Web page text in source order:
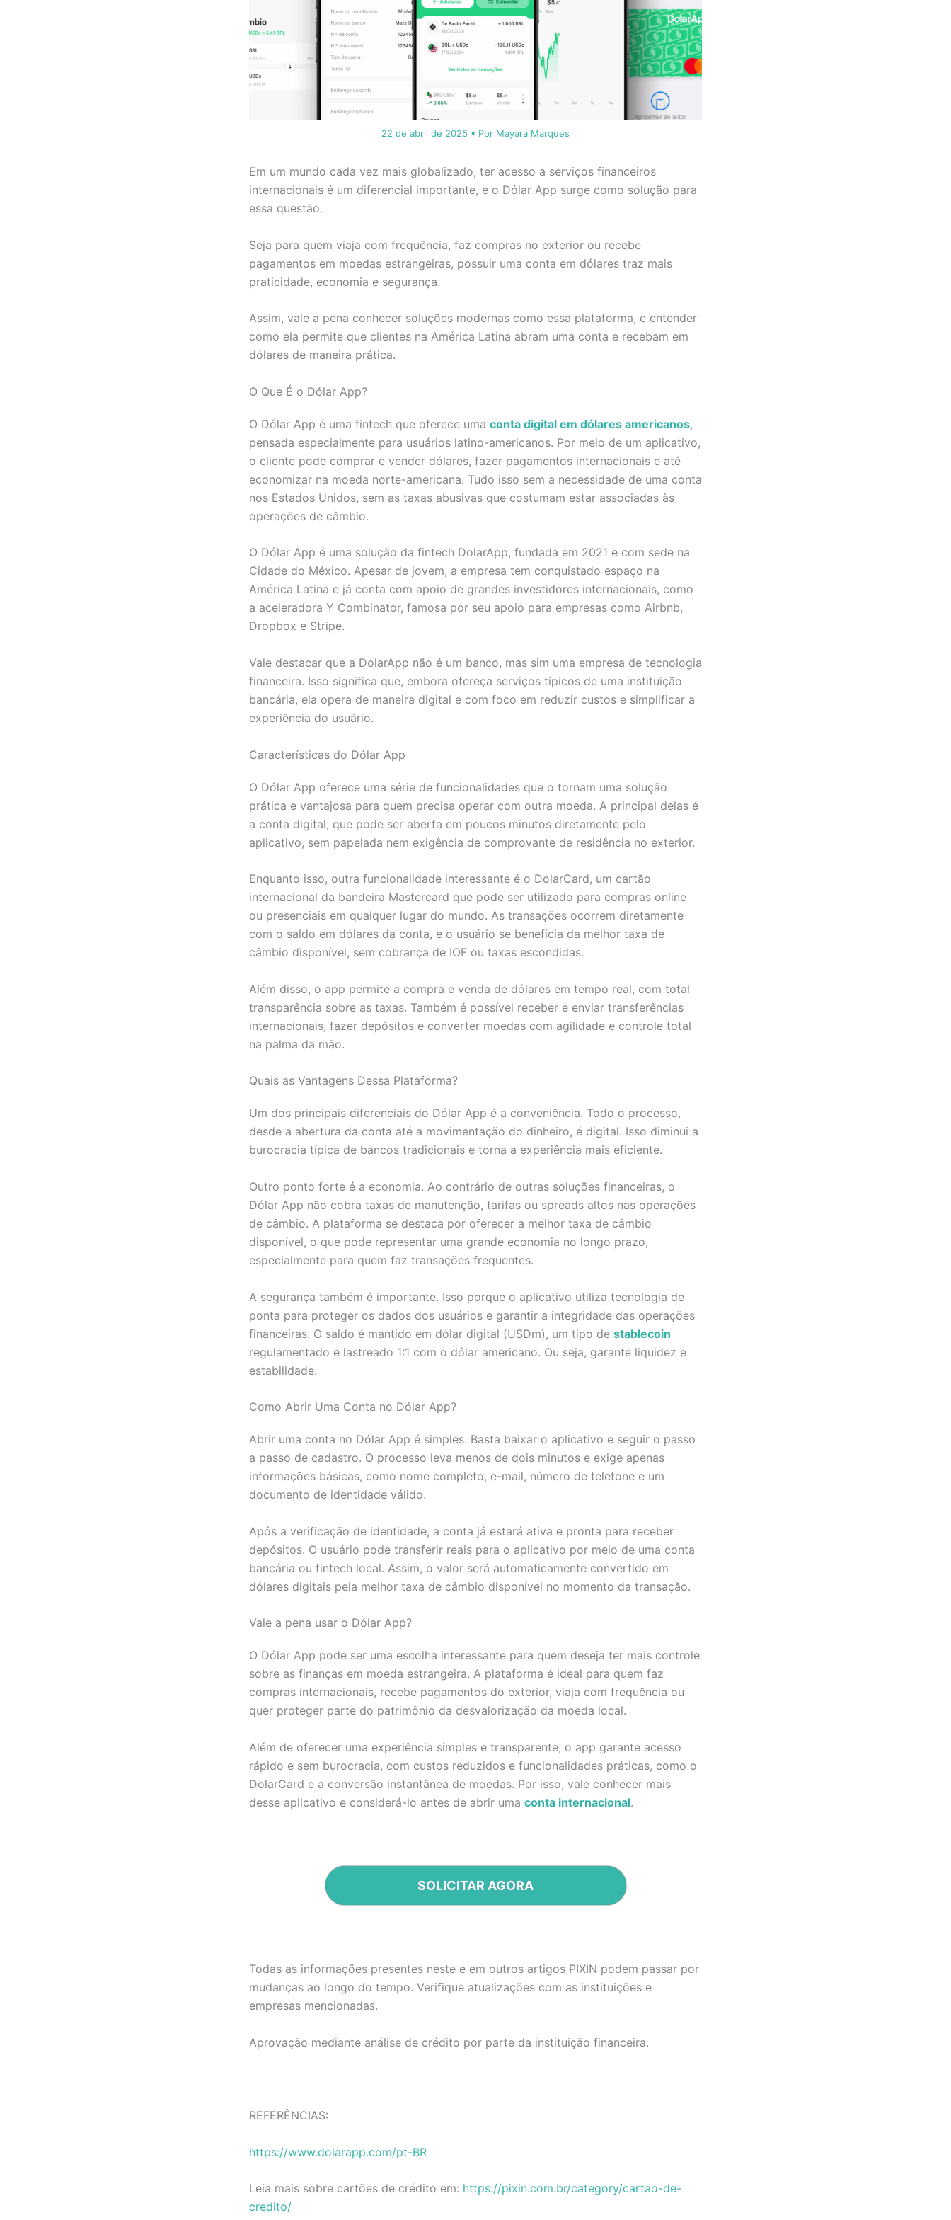
22 de abril de 2025 • Por Mayara Marques
Em um mundo cada vez mais globalizado, ter acesso a serviços financeiros
internacionais é um diferencial importante, e o Dólar App surge como solução para
essa questão.
Seja para quem viaja com frequência, faz compras no exterior ou recebe
pagamentos em moedas estrangeiras, possuir uma conta em dólares traz mais
praticidade, economia e segurança.
Assim, vale a pena conhecer soluções modernas como essa plataforma, e entender
como ela permite que clientes na América Latina abram uma conta e recebam em
dólares de maneira prática.
O Que É o Dólar App?
O Dólar App é uma fintech que oferece uma conta digital em dólares americanos,
pensada especialmente para usuários latino-americanos. Por meio de um aplicativo,
o cliente pode comprar e vender dólares, fazer pagamentos internacionais e até
economizar na moeda norte-americana. Tudo isso sem a necessidade de uma conta
nos Estados Unidos, sem as taxas abusivas que costumam estar associadas às
operações de câmbio.
O Dólar App é uma solução da fintech DolarApp, fundada em 2021 e com sede na
Cidade do México. Apesar de jovem, a empresa tem conquistado espaço na
América Latina e já conta com apoio de grandes investidores internacionais, como
a aceleradora Y Combinator, famosa por seu apoio para empresas como Airbnb,
Dropbox e Stripe.
Vale destacar que a DolarApp não é um banco, mas sim uma empresa de tecnologia
financeira. Isso significa que, embora ofereça serviços típicos de uma instituição
bancária, ela opera de maneira digital e com foco em reduzir custos e simplificar a
experiência do usuário.
Características do Dólar App
O Dólar App oferece uma série de funcionalidades que o tornam uma solução
prática e vantajosa para quem precisa operar com outra moeda. A principal delas é
a conta digital, que pode ser aberta em poucos minutos diretamente pelo
aplicativo, sem papelada nem exigência de comprovante de residência no exterior.
Enquanto isso, outra funcionalidade interessante é o DolarCard, um cartão
internacional da bandeira Mastercard que pode ser utilizado para compras online
ou presenciais em qualquer lugar do mundo. As transações ocorrem diretamente
com o saldo em dólares da conta, e o usuário se beneficia da melhor taxa de
câmbio disponível, sem cobrança de IOF ou taxas escondidas.
Além disso, o app permite a compra e venda de dólares em tempo real, com total
transparência sobre as taxas. Também é possível receber e enviar transferências
internacionais, fazer depósitos e converter moedas com agilidade e controle total
na palma da mão.
Quais as Vantagens Dessa Plataforma?
Um dos principais diferenciais do Dólar App é a conveniência. Todo o processo,
desde a abertura da conta até a movimentação do dinheiro, é digital. Isso diminui a
burocracia típica de bancos tradicionais e torna a experiência mais eficiente.
Outro ponto forte é a economia. Ao contrário de outras soluções financeiras, o
Dólar App não cobra taxas de manutenção, tarifas ou spreads altos nas operações
de câmbio. A plataforma se destaca por oferecer a melhor taxa de câmbio
disponível, o que pode representar uma grande economia no longo prazo,
especialmente para quem faz transações frequentes.
A segurança também é importante. Isso porque o aplicativo utiliza tecnologia de
ponta para proteger os dados dos usuários e garantir a integridade das operações
financeiras. O saldo é mantido em dólar digital (USDm), um tipo de stablecoin
regulamentado e lastreado 1:1 com o dólar americano. Ou seja, garante liquidez e
estabilidade.
Como Abrir Uma Conta no Dólar App?
Abrir uma conta no Dólar App é simples. Basta baixar o aplicativo e seguir o passo
a passo de cadastro. O processo leva menos de dois minutos e exige apenas
informações básicas, como nome completo, e-mail, número de telefone e um
documento de identidade válido.
Após a verificação de identidade, a conta já estará ativa e pronta para receber
depósitos. O usuário pode transferir reais para o aplicativo por meio de uma conta
bancária ou fintech local. Assim, o valor será automaticamente convertido em
dólares digitais pela melhor taxa de câmbio disponível no momento da transação.
Vale a pena usar o Dólar App?
O Dólar App pode ser uma escolha interessante para quem deseja ter mais controle
sobre as finanças em moeda estrangeira. A plataforma é ideal para quem faz
compras internacionais, recebe pagamentos do exterior, viaja com frequência ou
quer proteger parte do patrimônio da desvalorização da moeda local.
Além de oferecer uma experiência simples e transparente, o app garante acesso
rápido e sem burocracia, com custos reduzidos e funcionalidades práticas, como o
DolarCard e a conversão instantânea de moedas. Por isso, vale conhecer mais
desse aplicativo e considerá-lo antes de abrir uma conta internacional.
SOLICITAR AGORA
Todas as informações presentes neste e em outros artigos PIXIN podem passar por
mudanças ao longo do tempo. Verifique atualizações com as instituições e
empresas mencionadas.
Aprovação mediante análise de crédito por parte da instituição financeira.
REFERÊNCIAS:
https://www.dolarapp.com/pt-BR
Leia mais sobre cartões de crédito em: https://pixin.com.br/category/cartao-de-
credito/